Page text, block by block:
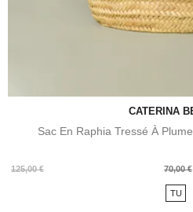
CATERINA
Sac En Raphia Tressé À
125,00 €
Prix
70,00 €
Prix
TU